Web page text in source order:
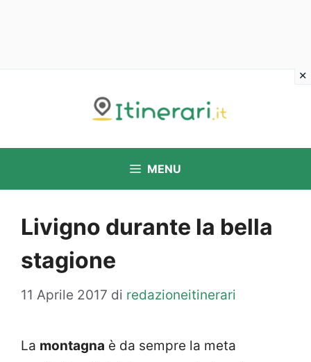
MENU
Livigno durante la bella
stagione
11 Aprile 2017 di redazioneitinerari
La montagna è da sempre la meta